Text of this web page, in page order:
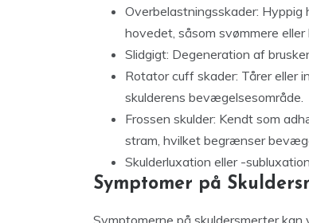
Overbelastningsskader:
hovedet, såsom svømmere eller
Slidgigt: Degeneration af
Rotator cuff skader: Tårer eller
skulderens bevægelsesområde.
Frossen skulder: Kendt som
stram, hvilket begrænser
Skulderluxation eller -
Symptomer på
Symptomerne på skuldersmerter